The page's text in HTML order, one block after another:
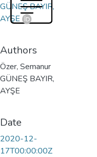
GÜNEŞ BAYIR,
AYŞE
Authors
Özer, Semanur
GÜNEŞ BAYIR,
AYŞE
Date
2020-12-
17T00:00:00Z